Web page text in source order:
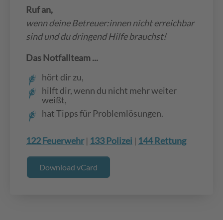
Ruf an,
wenn deine Betreuer:innen nicht erreichbar
sind und du dringend Hilfe brauchst!
Das Notfallteam ...
hört dir zu,
hilft dir, wenn du nicht mehr weiter
weißt,
hat Tipps für Problemlösungen.
122 Feuerwehr | 133 Polizei | 144 Rettung
Download vCard